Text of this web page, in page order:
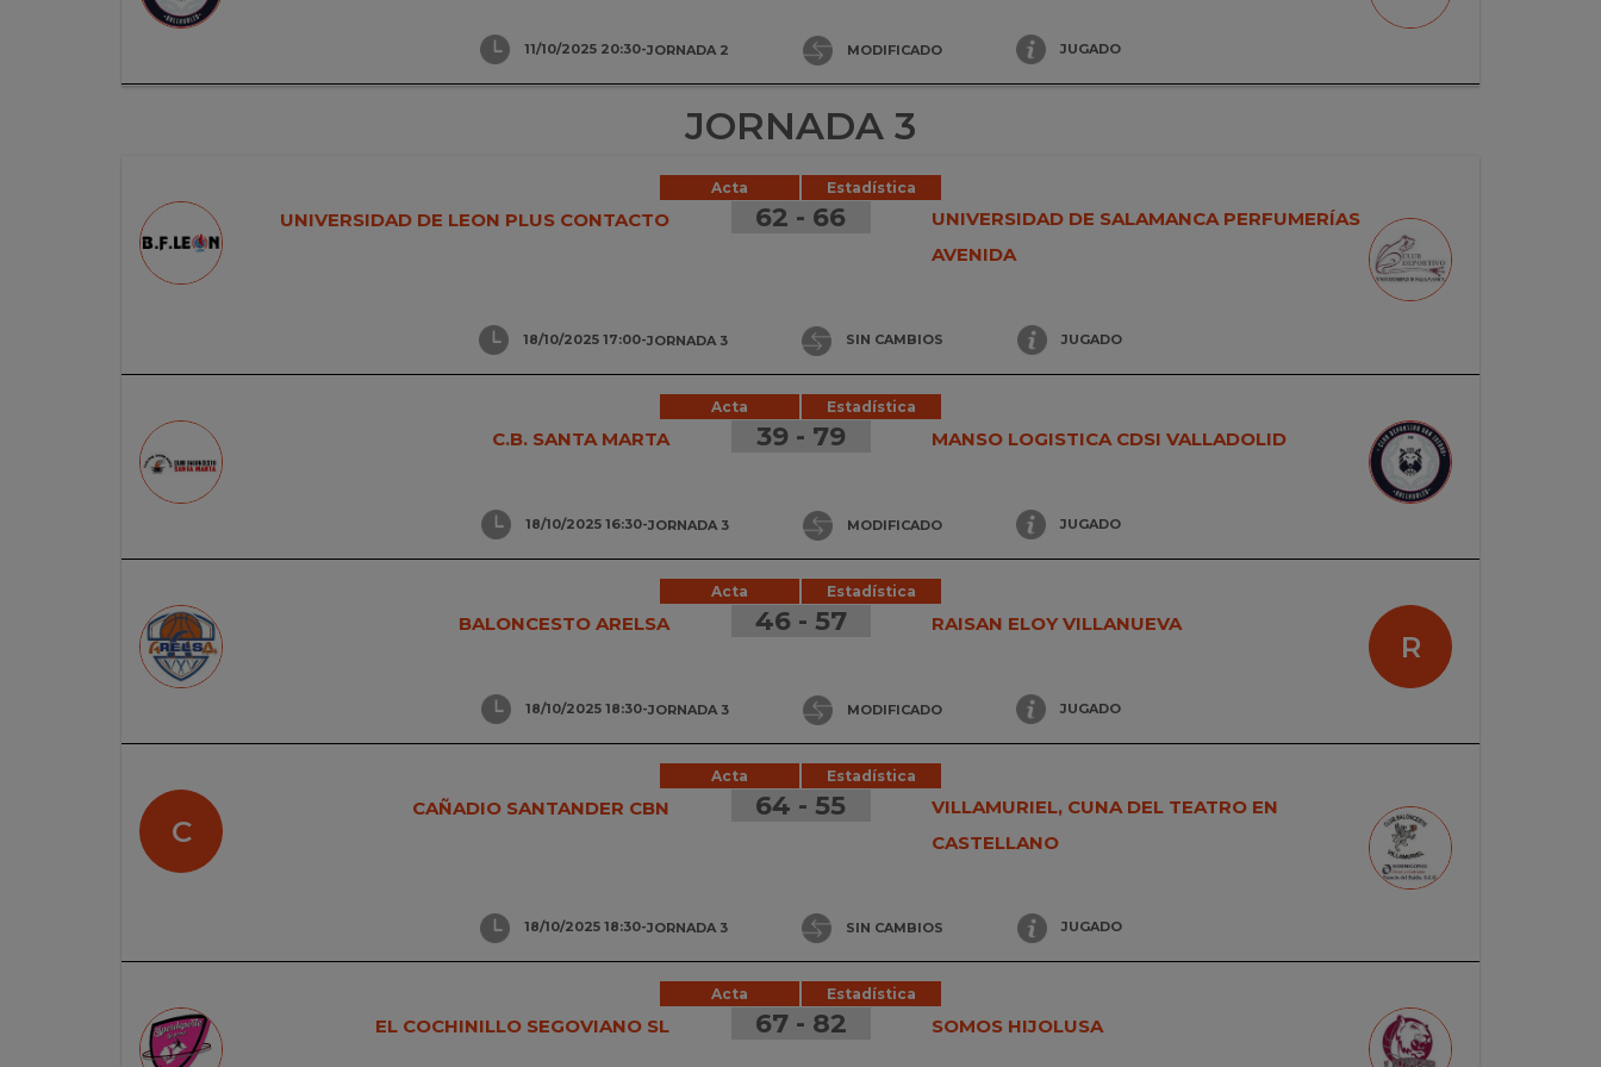
11/10/2025 20:30-JORNADA 2 MODIFICADO JUGADO
JORNADA 3
Acta Estadística
UNIVERSIDAD DE LEON PLUS CONTACTO 62 - 66
UNIVERSIDAD DE SALAMANCA PERFUMERÍAS
AVENIDA
18/10/2025 17:00-JORNADA 3 SIN CAMBIOS JUGADO
Acta Estadística
C.B. SANTA MARTA 39 - 79 MANSO LOGISTICA CDSI VALLADOLID
18/10/2025 16:30-JORNADA 3 MODIFICADO JUGADO
Acta Estadística
BALONCESTO ARELSA 46 - 57 RAISAN ELOY VILLANUEVA
R
18/10/2025 18:30-JORNADA 3 MODIFICADO JUGADO
Acta Estadística
C
CAÑADIO SANTANDER CBN 64 - 55
VILLAMURIEL, CUNA DEL TEATRO EN
CASTELLANO
18/10/2025 18:30-JORNADA 3 SIN CAMBIOS JUGADO
Acta Estadística
EL COCHINILLO SEGOVIANO SL 67 - 82 SOMOS HIJOLUSA